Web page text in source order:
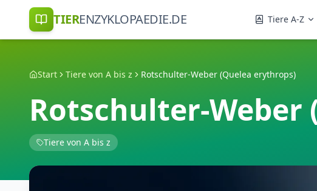
TIERENZYKLOPAEDIE.DE Tiere A-Z
Start Tiere von A bis z Rotschulter-Weber (Quelea erythrops)
Rotschulter-Weber
Tiere von A bis z